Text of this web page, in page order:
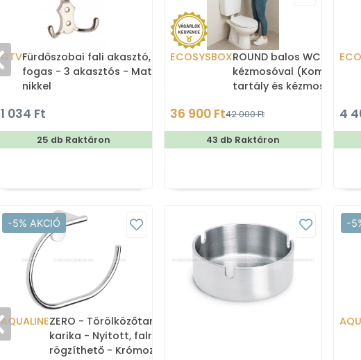
GTVFürdőszobai fali akasztó,
fogas - 3 akasztós - Matt
nikkel
1 034 Ft
25 db Raktáron
ECOSYSBOXROUND balos WC tartály
kézmosóval (Kombi WC
tartály és kézmosó)
36 900 Ft42 000 Ft
43 db Raktáron
4
-5% AKCIÓ
AQUALINEZERO - Törölközőtartó
karika - Nyitott, falra
rögzíthető - Krómozott
-